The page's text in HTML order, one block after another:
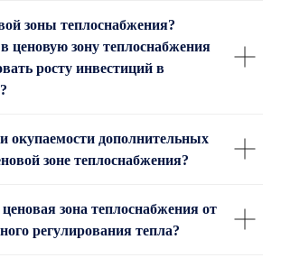
зоны теплоснабжения?
ценовую зону теплоснабжения
росту инвестиций в
окупаемости дополнительных
зоне теплоснабжения?
зона теплоснабжения от
регулирования тепла?